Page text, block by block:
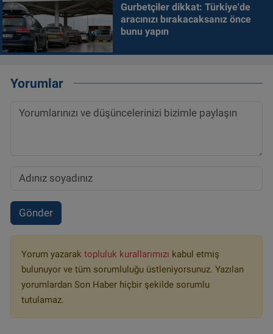
Gurbetçiler dikkat: Türkiye'de
aracınızı bırakacaksanız önce
bunu yapın
Yorumlar
Gönder
Yorum yazarak topluluk kurallarımızı kabul etmiş
bulunuyor ve tüm sorumluluğu üstleniyorsunuz. Yazılan
yorumlardan Son Haber hiçbir şekilde sorumlu
tutulamaz.